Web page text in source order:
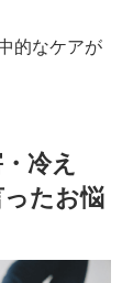
的なケアが
冷え
たお悩